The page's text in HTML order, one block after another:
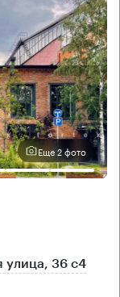
Еще 2 фото
улица, 36 с4